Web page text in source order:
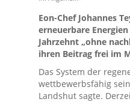
Eon-Chef Johannes
erneuerbare
Jahrzehnt „ohne
ihren Beitrag frei im
Das System der
wettbewerbsfähig
Landshut sagte.